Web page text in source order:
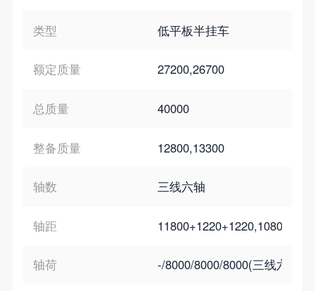
类型 低平板半挂车
额定质量 27200,26700
总质量 40000
整备质量 12800,13300
轴数 三线六轴
轴距
轴荷 -/8000/8000/8000(三线六轴)